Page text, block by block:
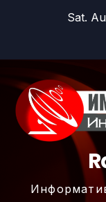
Sat.